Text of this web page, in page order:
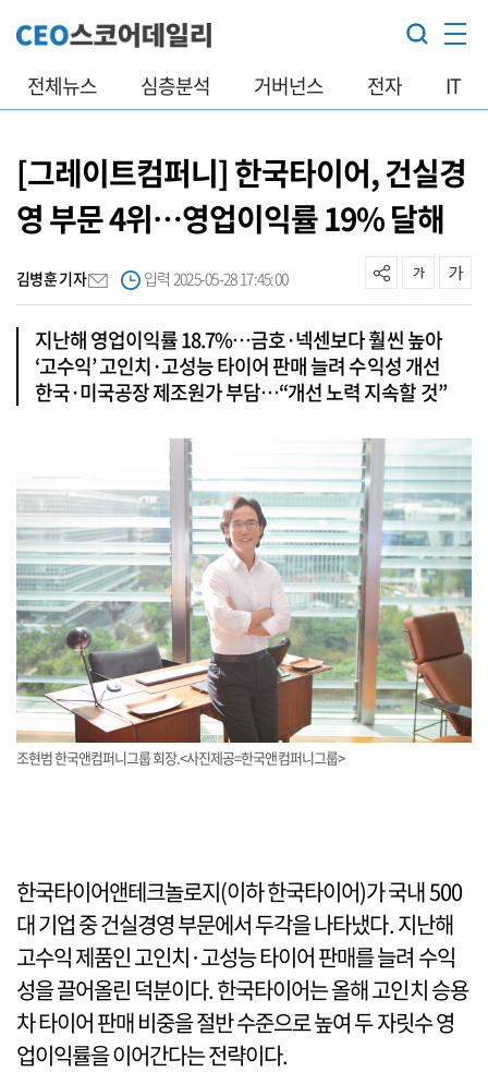
전체뉴스 심층분석 거버넌스 전자 IT
[그레이트컴퍼니] 한국타이어, 건실경
영 부문 4위…영업이익률 19% 달해
김병훈 기자 입력 2025-05-28 17:45:00
지난해 영업이익률 18.7%…금호·넥센보다 훨씬 높아
‘고수익’ 고인치·고성능 타이어 판매 늘려 수익성 개선
한국·미국공장 제조원가 부담…“개선 노력 지속할 것”
조현범 한국앤컴퍼니그룹 회장.<사진제공=한국앤컴퍼니그룹>
한국타이어앤테크놀로지(이하 한국타이어)가 국내 500
대 기업 중 건실경영 부문에서 두각을 나타냈다. 지난해
고수익 제품인 고인치·고성능 타이어 판매를 늘려 수익
성을 끌어올린 덕분이다. 한국타이어는 올해 고인치 승용
차 타이어 판매 비중을 절반 수준으로 높여 두 자릿수 영
업이익률을 이어간다는 전략이다.